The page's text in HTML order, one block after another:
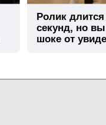
Ролик длится
секунд, но
шоке от